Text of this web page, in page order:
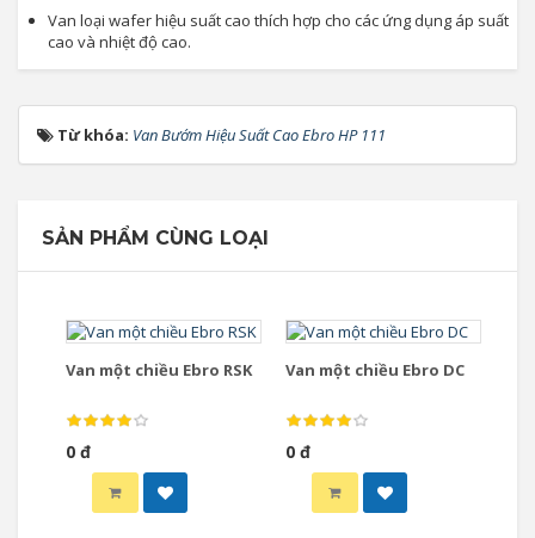
Van loại wafer hiệu suất cao thích hợp cho các ứng dụng áp suất
cao và nhiệt độ cao.
Từ khóa: Van Bướm Hiệu Suất Cao Ebro HP 111
SẢN PHẨM CÙNG LOẠI
Van một chiều Ebro RSK
0 đ
Van một chiều Ebro DC
0 đ